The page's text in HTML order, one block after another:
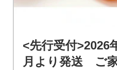
<先行受付>2026
月より発送 ご